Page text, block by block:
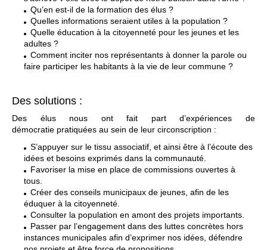
Qu’en est-il de la formation des élus ?
Quelles informations seraient utiles à la population ?
Quelle éducation à la citoyenneté pour les jeunes et les
adultes ?
Comment inciter nos représentants à donner la parole ou
faire participer les habitants à la vie de leur commune ?
Des solutions :
Des élus nous ont fait part d’expériences de
démocratie pratiquées au sein de leur circonscription :
S’appuyer sur le tissu associatif, et ainsi être à l’écoute des
idées et besoins exprimés dans la communauté.
Favoriser la mise en place de commissions ouvertes à
tous.
Créer des conseils municipaux de jeunes, afin de les
éduquer à la citoyenneté.
Consulter la population en amont des projets importants.
Passer par l’engagement dans des luttes concrètes hors
instances municipales afin d’exprimer nos idées, défendre